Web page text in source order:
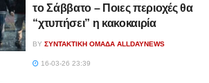
το Σάββατο – Ποιες περιοχές θα
“χτυπήσει” η κακοκαιρία
BY ΣΥΝΤΑΚΤΙΚΉ ΟΜΆΔΑ ALLDAYNEWS
16-03-26 23:39